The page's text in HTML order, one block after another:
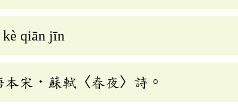
qiān jīn
宋．蘇軾〈春夜〉詩。